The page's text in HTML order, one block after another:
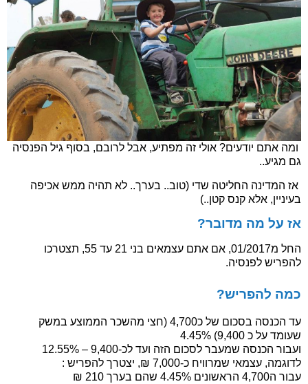
ומה אתם יודעים? אולי זה מפתיע, אבל לרובם, בסוף גיל הפנסיה
גם מגיע..
אז המדינה החליטה שדי (טוב.. בערך.. לא תהיה ממש אכיפה
בעיניין, אלא קנס קטן..)
אז על מה מדובר?
החל מ01/2017, אם אתם עצמאים בני 21 עד 55, תצטרכו
להפריש לפנסיה.
כמה להפריש?
עד הכנסה בסכום של כ4,700 (חצי מהשכר הממוצע במשק
שעומד על כ 9,400) 4.45%
ועבור הכנסה שמעבר לסכום הזה ועד לכ-9,400 – 12.55%
לדוגמה, עצמאי שמרוויח כ-7,000 ₪, יצטרך להפריש :
עבור ה4,700 הראשונים 4.45% שהם בערך 210 ₪